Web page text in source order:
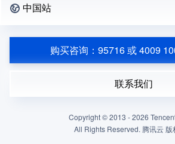
中国站
购买咨询：95716 或 4009
联系我们
Copyright © 2013 -2026
All Rights Reserved. 腾讯云 版